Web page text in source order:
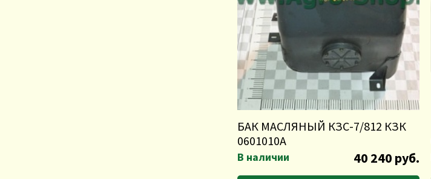
БАК МАСЛЯНЫЙ КЗС-7/812 КЗК
0601010А
В наличии 40 240 руб.